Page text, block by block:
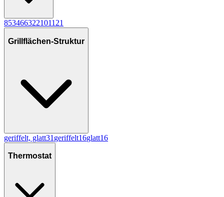
853466322101121
Grillflächen-Struktur
geriffelt, glatt31 geriffelt16glatt16
Thermostat